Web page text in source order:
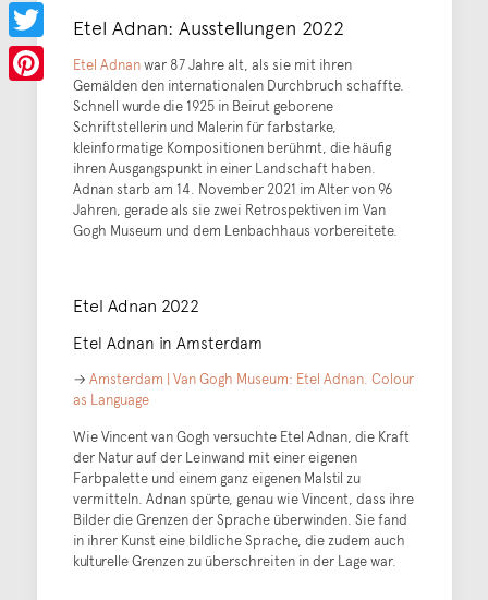
Etel Adnan: Ausstellungen 2022
Etel Adnanwar 87 Jahre alt, als sie mit ihren
Gemälden den internationalen Durchbruch schaffte.
Schnell wurde die 1925 in Beirut geborene
Schriftstellerin und Malerin für farbstarke,
kleinformatige Kompositionen berühmt, die häufig
ihren Ausgangspunkt in einer Landschaft haben.
Adnan starb am 14. November 2021 im Alter von 96
Jahren, gerade als sie zwei Retrospektiven im Van
Gogh Museum und dem Lenbachhaus vorbereitete.
Etel Adnan 2022
Etel Adnan in Amsterdam
→ Amsterdam | Van Gogh Museum: Etel Adnan. Colour
as Language
Wie Vincent van Gogh versuchte Etel Adnan, die Kraft
der Natur auf der Leinwand mit einer eigenen
Farbpalette und einem ganz eigenen Malstil zu
vermitteln. Adnan spürte, genau wie Vincent, dass ihre
Bilder die Grenzen der Sprache überwinden. Sie fand
in ihrer Kunst eine bildliche Sprache, die zudem auch
kulturelle Grenzen zu überschreiten in der Lage war.
Facebook
Twitter